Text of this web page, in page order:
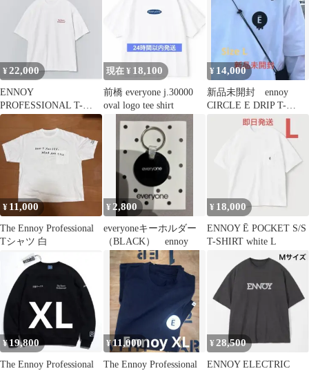
¥22,000
ENNOY
PROFESSIONAL T-
SHIRT WHITE x RED
現在 ¥ 18,100
前橋 everyone j.30000
oval logo tee shirt
¥ 14,000
新品未開封 ennoy
CIRCLE E DRIP T-
¥ 11,000
The Ennoy Professional
Tシャツ 白
¥ 2,800
everyoneキーホルダー
（BLACK） ennoy
¥ 18,000
ENNOY Ē POCKET S/S
T-SHIRT white L
¥ 19,800
The Ennoy Professional
¥11,000
The Ennoy Professional
¥28,500
ENNOY ELECTRIC